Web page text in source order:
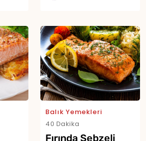
Balık Yemekleri
40 Dakika
Fırında Sebzeli